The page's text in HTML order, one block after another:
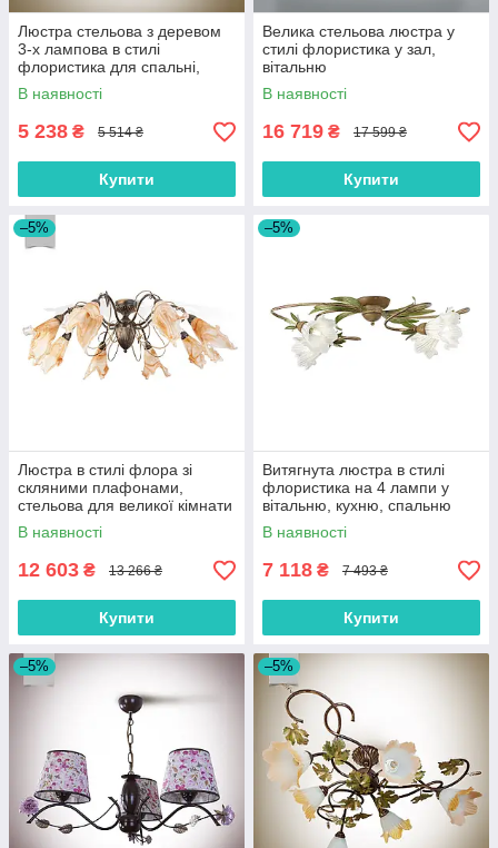
Люстра стельова з деревом
3-х лампова в стилі
флористика для спальні,
кухні
В наявності
5 238 ₴ 5 514 ₴
Купити
Велика стельова люстра у
стилі флористика у зал,
вітальню
В наявності
16 719 ₴ 17 599 ₴
Купити
–5%
Люстра в стилі флора зі
скляними плафонами,
стельова для великої кімнати
В наявності
12 603 ₴ 13 266 ₴
Купити
–5%
Витягнута люстра в стилі
флористика на 4 лампи у
вітальню, кухню, спальню
В наявності
7 118 ₴ 7 493 ₴
Купити
–5% –5%